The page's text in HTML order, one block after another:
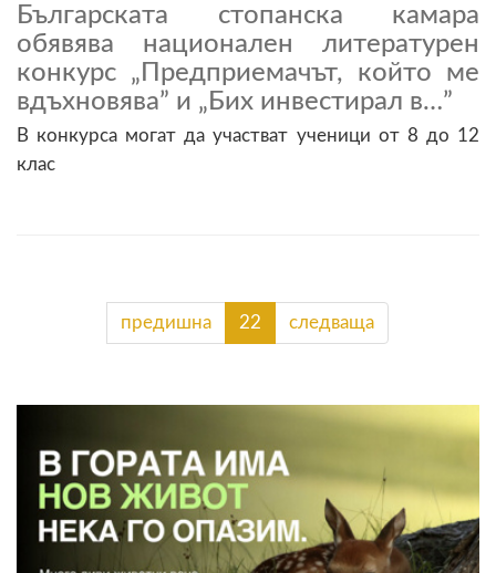
Българската стопанска камара
обявява национален литературен
конкурс „Предприемачът, който ме
вдъхновява” и „Бих инвестирал в…”
В конкурса могат да участват ученици от 8 до 12
клас
предишна 22 следваща